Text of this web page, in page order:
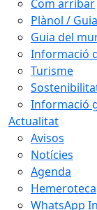
Com arribar
Plànol /
Guia del
Informació
Turisme
Informació
Actualitat
Avisos
Notícies
Agenda
Hemeroteca
WhatsApp